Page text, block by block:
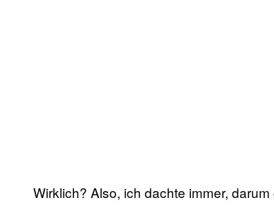
Wirklich? Also, ich dachte immer,